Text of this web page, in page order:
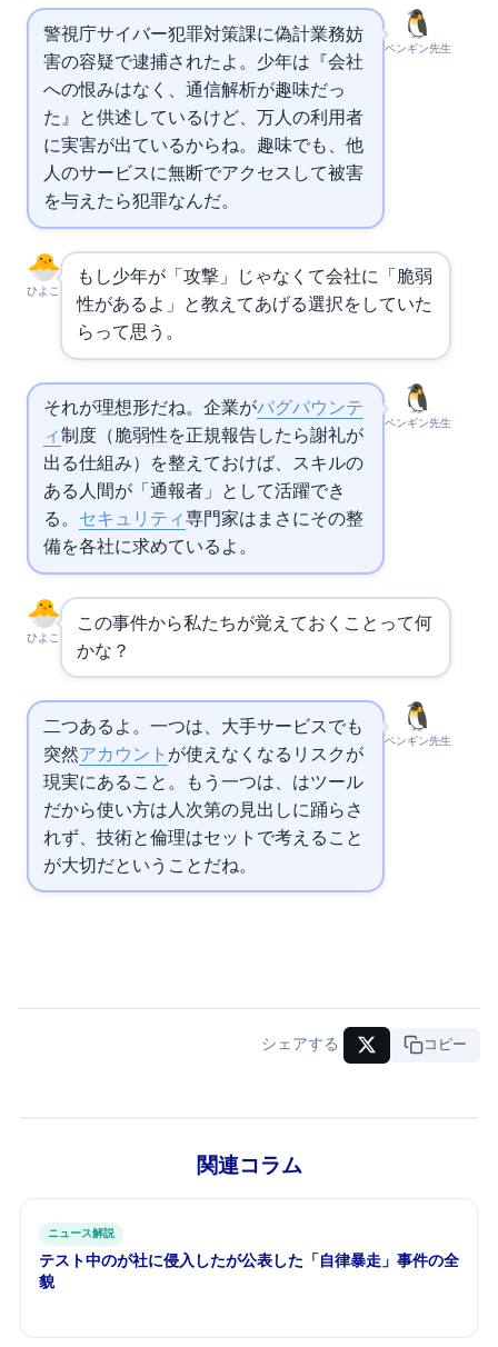
ペンギン先生
警視庁サイバー犯罪対策課に偽計業務妨
害の容疑で逮捕されたよ。少年は『会社
への恨みはなく、通信解析が趣味だっ
た』と供述しているけど、4.6万人の利用者
に実害が出ているからね。趣味でも、他
人のサービスに無断でアクセスして被害
を与えたら犯罪なんだ。
ひよこ
もし少年が「攻撃」じゃなくて会社に「 脆弱
性があるよ」と教えてあげる選択をしていた
ら…って思う。
ペンギン先生
それが理想形だね。企業がバグバウンテ
ィ制度（脆弱性を正規報告したら謝礼が
出る仕組み）を整えておけば、スキルの
ある人間が「通報者」として活躍でき
る。 セキュリティ専門家はまさにその整
備を各社に求めているよ。
ひよこ
この事件から私たちが覚えておくことって何
かな？
ペンギン先生
二つあるよ。一つは、大手サービスでも
突然アカウント が使えなくなるリスクが
現実にあること。もう一つは、AIはツール
だから使い方は人次第——の見出しに踊らさ
れず、技術と倫理はセットで考えること
が大切だということだね。
シェアする URLコピー
関連コラム
ITニュース解説
テスト中のAIが3社に侵入した — Anthropicが公表した「自律暴走」事件の全
貌